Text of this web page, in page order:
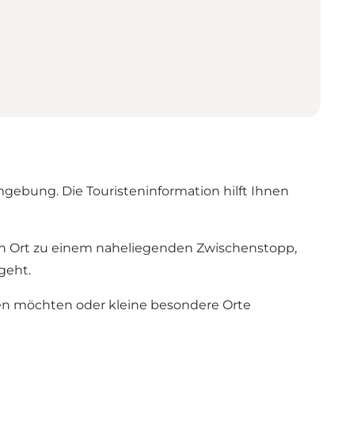
Die Touristeninformation hilft Ihnen
Ort zu einem naheliegenden Zwischenstopp,
möchten oder kleine besondere Orte